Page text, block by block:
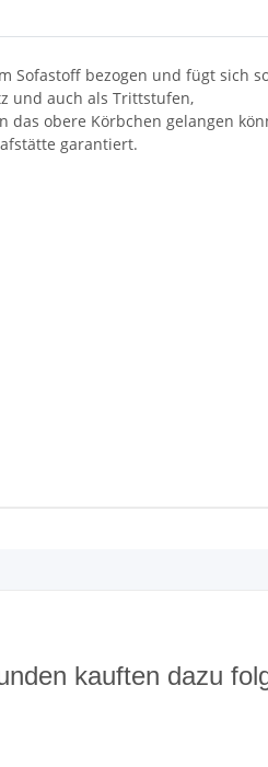
bezogen und fügt sich
und auch als Trittstufen,
obere Körbchen gelangen
garantiert.
kauften dazu